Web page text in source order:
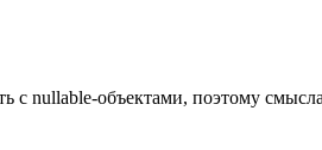
с nullable-объектами, поэтому